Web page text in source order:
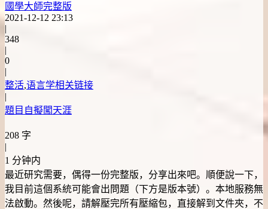
國學大師完整版
2021-12-12 23:13
|
348
|
0
|
整活,语言学相关链接
|
題目自擬闖天涯
208 字
|
1 分钟内
最近研究需要，偶得一份完整版，分享出來吧。順便說一下，
我目前這個系統可能會出問題（下方是版本號）。本地服務無
法啟動。然後呢，請解壓完所有壓縮包，直接解到文件夾，不